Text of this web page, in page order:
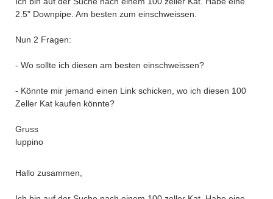
e
n
2.5" Downpipe. Am besten zum einschweissen.
Nun 2 Fragen:
- Wo sollte ich diesen am besten einschweissen?
- Könnte mir jemand einen Link schicken, wo ich diesen 100
Zeller Kat kaufen könnte?
Gruss
luppino
Hallo zusammen,